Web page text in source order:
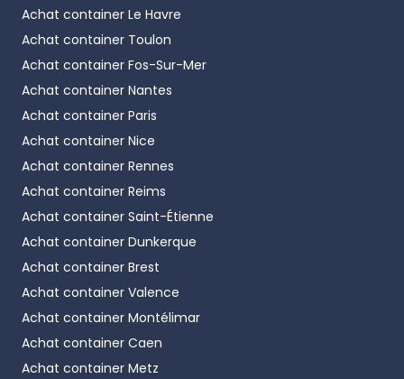
Achat container Le Havre
Achat container Toulon
Achat container Fos-Sur-Mer
Achat container Nantes
Achat container Paris
Achat container Nice
Achat container Rennes
Achat container Reims
Achat container Saint-Étienne
Achat container Dunkerque
Achat container Brest
Achat container Valence
Achat container Montélimar
Achat container Caen
Achat container Metz